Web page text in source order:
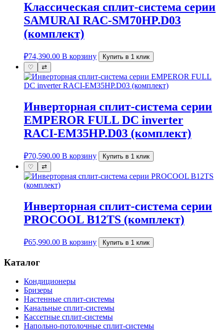
Классическая сплит-система серии
SAMURAI RAC-SM70HP.D03
(комплект)
₽74,390.00 В корзину
Купить в 1 клик
♡
⇄
Инверторная сплит-система серии
EMPEROR FULL DC inverter
RACI-EM35HP.D03 (комплект)
₽70,590.00 В корзину
Купить в 1 клик
♡
⇄
Инверторная сплит-система серии
PROCOOL B12TS (комплект)
₽65,990.00 В корзину Купить в 1 клик
Каталог
Кондиционеры
Бризеры
Настенные сплит-системы
Канальные сплит-системы
Кассетные сплит-системы
Напольно-потолочные сплит-системы